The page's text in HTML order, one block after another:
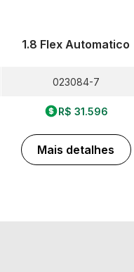
1.8 Flex Automatico
023084-7
R$ 31.596
Mais detalhes